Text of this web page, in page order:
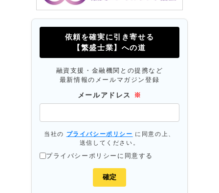
依頼を確実に引き寄せる
【繁盛士業】への道
融資支援・金融機関との提携など
最新情報のメールマガジン登録
メールアドレス ※
当社の プライバシーポリシー に同意の上、
送信してください。
プライバシーポリシーに同意する